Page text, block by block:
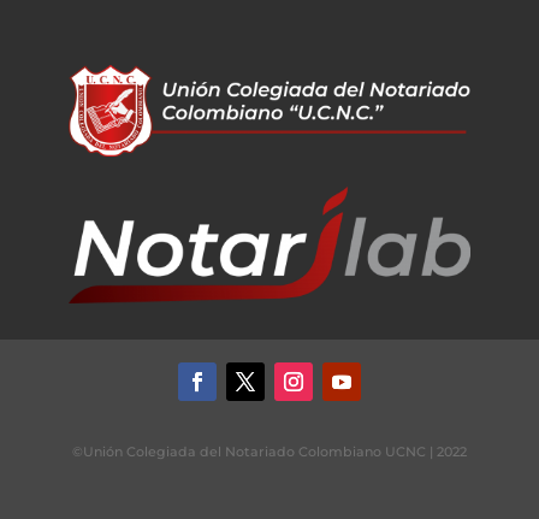
©Unión Colegiada del Notariado Colombiano UCNC | 2022